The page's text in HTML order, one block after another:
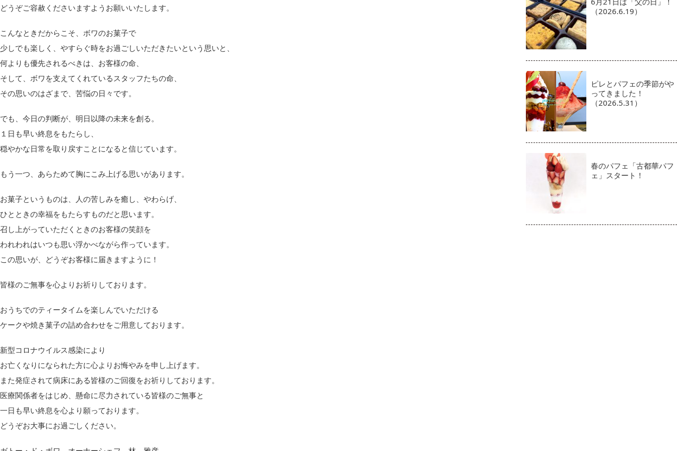
どうぞご容赦くださいますようお願いいたします。
こんなときだからこそ、ボワのお菓子で
少しでも楽しく、やすらぐ時をお過ごしいただきたいという思いと、
何よりも優先されるべきは、お客様の命、
そして、ボワを支えてくれているスタッフたちの命、
その思いのはざまで、苦悩の日々です。
でも、今日の判断が、明日以降の未来を創る。
１日も早い終息をもたらし、
穏やかな日常を取り戻すことになると信じています。
もう一つ、あらためて胸にこみ上げる思いがあります。
お菓子というものは、人の苦しみを癒し、やわらげ、
ひとときの幸福をもたらすものだと思います。
召し上がっていただくときのお客様の笑顔を
われわれはいつも思い浮かべながら作っています。
この思いが、どうぞお客様に届きますように！
皆様のご無事を心よりお祈りしております。
おうちでのティータイムを楽しんでいただける
ケークや焼き菓子の詰め合わせをご用意しております。
新型コロナウイルス感染により
お亡くなりになられた方に心よりお悔やみを申し上げます。
また発症されて病床にある皆様のご回復をお祈りしております。
医療関係者をはじめ、懸命に尽力されている皆様のご無事と
一日も早い終息を心より願っております。
どうぞお大事にお過ごしください。
（2026.6.19）
ピレとパフェの季節がや
ってきました！
（2026.5.31）
春のパフェ「古都華パフ
ェ」スタート！